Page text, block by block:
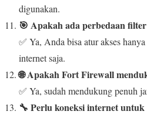
digunakan.
🎯 Apakah ada perbedaan
✅ Ya, Anda bisa atur akses
internet saja.
🌐 Apakah Fort Firewall
✅ Ya, sudah mendukung penuh
🔧 Perlu koneksi internet